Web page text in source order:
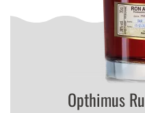
Opthimus